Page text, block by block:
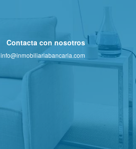
Contacta con nosotros
info@inmobiliariabancaria.com